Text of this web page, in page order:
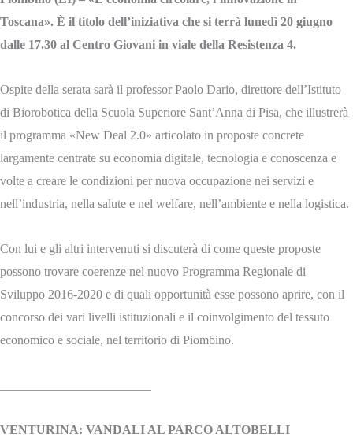
Toscana». È il titolo dell’iniziativa che si terrà lunedì 20 giugno
dalle 17.30 al Centro Giovani in viale della Resistenza 4.
Ospite della serata sarà il professor Paolo Dario, direttore dell’Istituto
di Biorobotica della Scuola Superiore Sant’Anna di Pisa, che illustrerà
il programma «New Deal 2.0» articolato in proposte concrete
largamente centrate su economia digitale, tecnologia e conoscenza e
volte a creare le condizioni per nuova occupazione nei servizi e
nell’industria, nella salute e nel welfare, nell’ambiente e nella logistica.
Con lui e gli altri intervenuti si discuterà di come queste proposte
possono trovare coerenze nel nuovo Programma Regionale di
Sviluppo 2016-2020 e di quali opportunità esse possono aprire, con il
concorso dei vari livelli istituzionali e il coinvolgimento del tessuto
economico e sociale, nel territorio di Piombino.
VENTURINA: VANDALI AL PARCO ALTOBELLI